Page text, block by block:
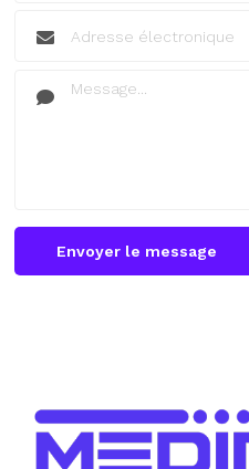
Envoyer le message